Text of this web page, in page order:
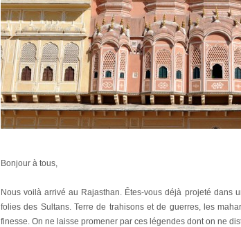
Bonjour à tous,
Nous voilà arrivé au Rajasthan. Êtes-vous déjà projeté
folies des Sultans. Terre de trahisons et de guerres, les
finesse. On ne laisse promener par ces légendes dont on ne